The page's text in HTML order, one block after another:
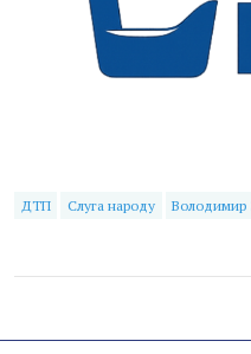
ДТП Слуга народу Володимир